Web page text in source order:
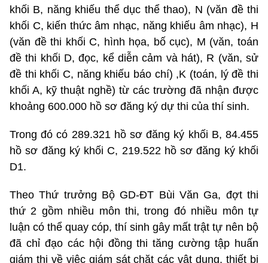
khối B, năng khiếu thể dục thể thao), N (văn đề thi
khối C, kiến thức âm nhạc, năng khiếu âm nhạc), H
(văn đề thi khối C, hình họa, bố cục), M (văn, toán
đề thi khối D, đọc, kể diễn cảm và hát), R (văn, sử
đề thi khối C, năng khiếu báo chí) ,K (toán, lý đề thi
khối A, kỹ thuật nghề) từ các trường đã nhận được
khoảng 600.000 hồ sơ đăng ký dự thi của thí sinh.
Trong đó có 289.321 hồ sơ đăng ký khối B, 84.455
hồ sơ đăng ký khối C, 219.522 hồ sơ đăng ký khối
D1.
Theo Thứ trưởng Bộ GD-ĐT Bùi Văn Ga, đợt thi
thứ 2 gồm nhiều môn thi, trong đó nhiều môn tự
luận có thể quay cóp, thí sinh gây mất trật tự nên bộ
đã chỉ đạo các hội đồng thi tăng cường tập huấn
giám thị về việc giám sát chặt các vật dụng, thiết bị